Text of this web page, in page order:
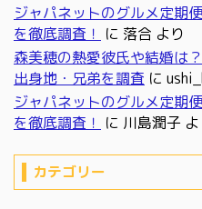
ジャパネットのグルメ定期
を徹底調査！ に 落合 より
森美穂の熱愛彼氏や結婚は
出身地・兄弟を調査 に
ジャパネットのグルメ定期
を徹底調査！ に 川島潤子
カテゴリー